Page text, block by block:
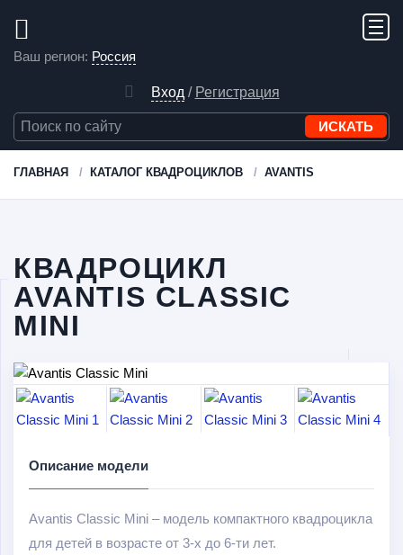
Ваш регион: Россия
Вход / Регистрация
ГЛАВНАЯ КАТАЛОГ КВАДРОЦИКЛОВ AVANTIS
КВАДРОЦИКЛ
AVANTIS CLASSIC
MINI
Описание модели
Avantis Classic Mini – модель компактного квадроцикла
для детей в возрасте от 3-х до 6-ти лет.